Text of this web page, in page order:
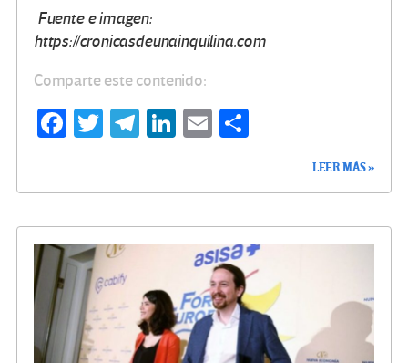
Fuente e imagen:
https://cronicasdeunainquilina.com
Comparte este contenido:
Fa
o
k
T
Te
m
Li
n
E
ar
tir
LEER MÁS »